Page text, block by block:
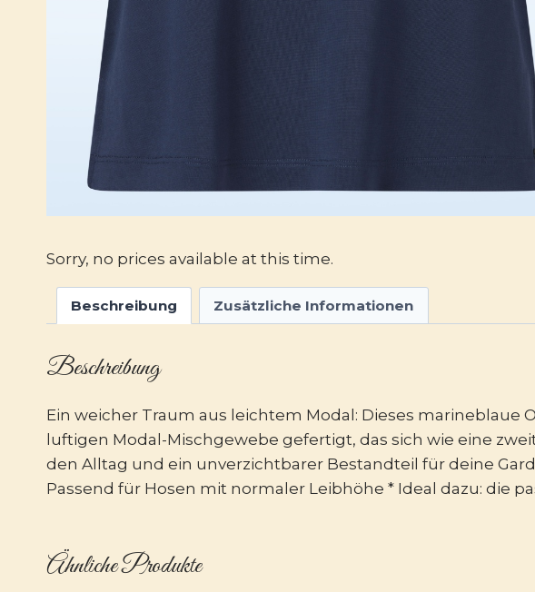
Sorry, no prices available at this time.
Beschreibung Zusätzliche Informationen
Beschreibung
Ein weicher Traum aus leichtem Modal: Dieses
luftigen Modal-Mischgewebe gefertigt, das sich wie eine
den Alltag und ein unverzichtbarer Bestandteil für deine
Passend für Hosen mit normaler Leibhöhe * Ideal dazu: die
Ähnliche Produkte